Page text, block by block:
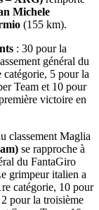
Michele
(155 km).
: 30 pour la
général du
catégorie, 5 pour la
Team et 10 pour
victoire en
classement Maglia
se rapproche à
du FantaGiro
grimpeur italien a
catégorie, 10 pour
pour la troisième